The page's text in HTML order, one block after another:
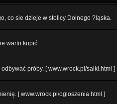
co sie dzieje w stolicy Dolnego ?ląska.
warto kupić.
próby. [ www.wrock.pl/salki.html ]
[ www.wrock.pl/ogloszenia.html ]